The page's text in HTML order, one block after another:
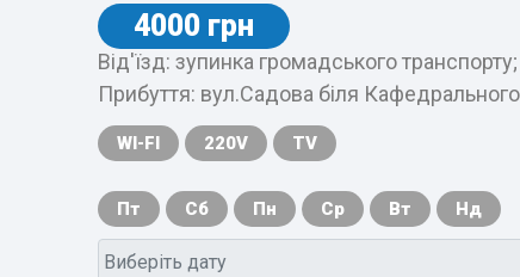
4000 грн
Від'їзд: зупинка громадського транспорту;
Прибуття: вул.Садова біля
WI-FI 220V TV
Пт Сб Пн Ср Вт Нд